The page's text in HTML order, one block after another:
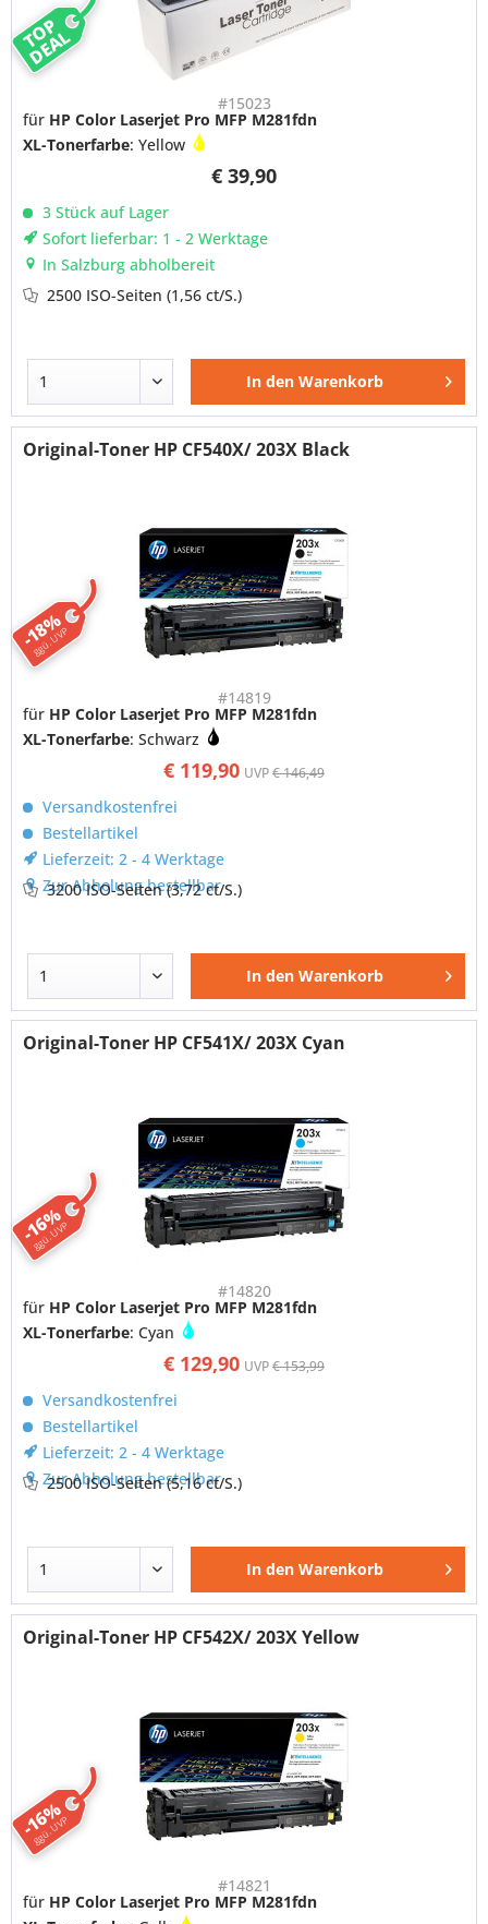
TOP
DEAL
#15023
€ 39,90
für HP Color Laserjet Pro MFP M281fdn
XL-Tonerfarbe: Yellow
3 Stück auf Lager
Sofort lieferbar: 1 - 2 Werktage
In Salzburg abholbereit
2500 ISO-Seiten(1,56 ct/S.)
In den Warenkorb
-18%
ggü. UVP
Original-Toner HP CF540X/ 203X Black
#14819
€ 119,90 UVP€ 146,49
für HP Color Laserjet Pro MFP M281fdn
XL-Tonerfarbe: Schwarz
Versandkostenfrei
Bestellartikel
Lieferzeit: 2 - 4 Werktage
Zur Abholung bestellbar
3200 ISO-Seiten(3,72 ct/S.)
In den Warenkorb
-16%
ggü. UVP
Original-Toner HP CF541X/ 203X Cyan
#14820
€ 129,90 UVP€ 153,99
für HP Color Laserjet Pro MFP M281fdn
XL-Tonerfarbe: Cyan
Versandkostenfrei
Bestellartikel
Lieferzeit: 2 - 4 Werktage
Zur Abholung bestellbar
2500 ISO-Seiten(5,16 ct/S.)
In den Warenkorb
-16%
ggü. UVP
Original-Toner HP CF542X/ 203X Yellow
#14821
für HP Color Laserjet Pro MFP M281fdn